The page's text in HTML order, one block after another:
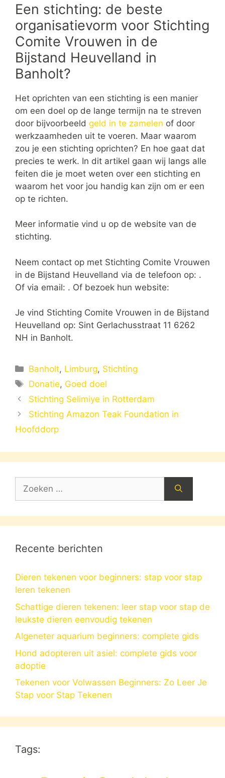
Een stichting: de beste
organisatievorm voor Stichting
Comite Vrouwen in de
Bijstand Heuvelland in
Banholt?
Het oprichten van een stichting is een manier
om een doel op de lange termijn na te streven
door bijvoorbeeld geld in te zamelen of door
werkzaamheden uit te voeren. Maar waarom
zou je een stichting oprichten? En hoe gaat dat
precies te werk. In dit artikel gaan wij langs alle
feiten die je moet weten over een stichting en
waarom het voor jou handig kan zijn om er een
op te richten.
Meer informatie vind u op de website van de
stichting.
Neem contact op met Stichting Comite Vrouwen
in de Bijstand Heuvelland via de telefoon op: .
Of via email: . Of bezoek hun website:
Je vind Stichting Comite Vrouwen in de Bijstand
Heuvelland op: Sint Gerlachusstraat 11 6262
NH in Banholt.
Categorieën
Banholt, Limburg, Stichting
Tags
Donatie, Goed doel
Stichting Selimiye in Rotterdam
Stichting Amazon Teak Foundation in
Hoofddorp
Zoek
Recente berichten
Dieren tekenen voor beginners: stap voor stap
leren tekenen
Schattige dieren tekenen: leer stap voor stap de
leukste dieren eenvoudig tekenen
Algeneter aquarium beginners: complete gids
Hond adopteren uit asiel: complete gids voor
adoptie
Tekenen voor Volwassen Beginners: Zo Leer Je
Stap voor Stap Tekenen
Tags: